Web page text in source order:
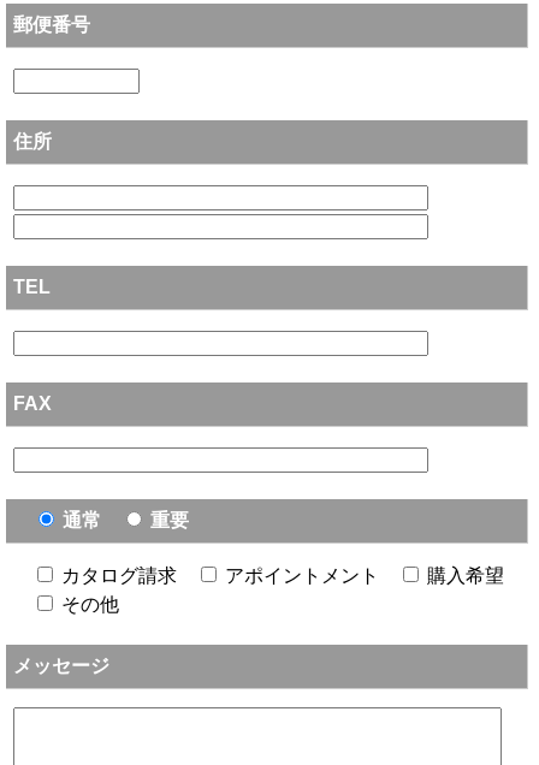
郵便番号
住所
TEL
FAX
通常 重要
カタログ請求 アポイントメント
購入希望
その他
メッセージ